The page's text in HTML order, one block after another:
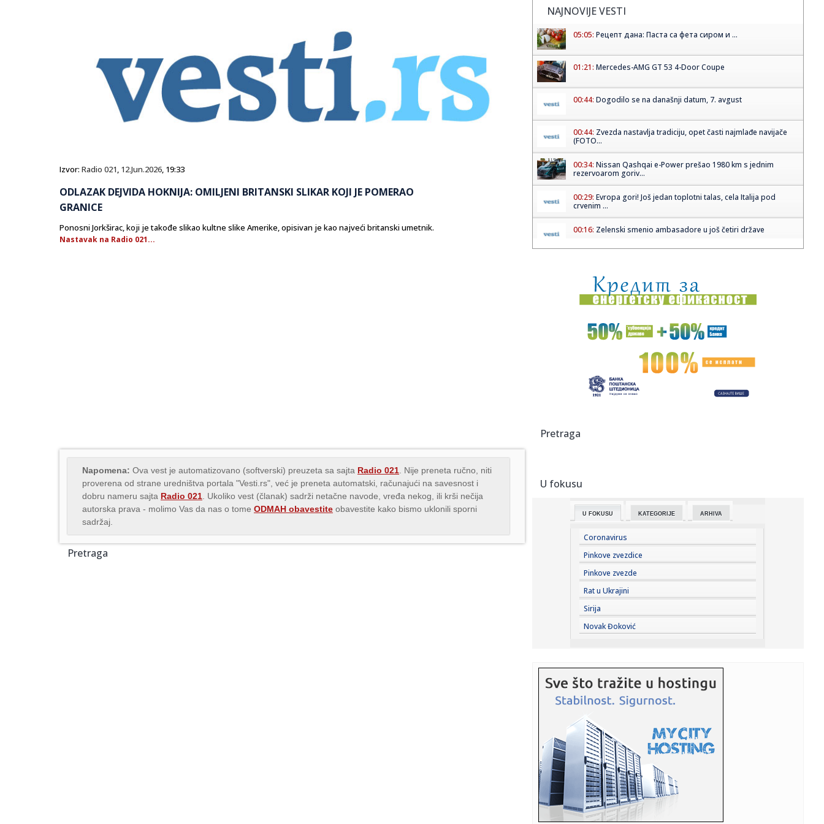
Izvor: Radio 021, 12.Jun.2026, 19:33
ODLAZAK DEJVIDA HOKNIJA: OMILJENI BRITANSKI SLIKAR KOJI JE POMERAO
GRANICE
Ponosni Jorkširac, koji je takođe slikao kultne slike Amerike, opisivan je kao najveći britanski umetnik.
Nastavak na Radio 021...
Napomena: Ova vest je automatizovano (softverski) preuzeta sa sajta Radio 021 . Nije preneta ručno, niti
proverena od strane uredništva portala "Vesti.rs", već je preneta automatski, računajući na savesnost i
dobru nameru sajta Radio 021 . Ukoliko vest (članak) sadrži netačne navode, vređa nekog, ili krši nečija
autorska prava - molimo Vas da nas o tome ODMAH obavestite obavestite kako bismo uklonili sporni
sadržaj.
Pretraga
NAJNOVIJE VESTI
05:05: Рецепт дана: Паста са фета сиром и ...
01:21: Mercedes-AMG GT 53 4-Door Coupe
00:44: Dogodilo se na današnji datum, 7. avgust
00:44: Zvezda nastavlja tradiciju, opet časti najmlađe navijače
(FOTO...
00:34: Nissan Qashqai e-Power prešao 1980 km s jednim
rezervoarom goriv...
00:29: Evropa gori! Još jedan toplotni talas, cela Italija pod
crvenim ...
00:16: Zelenski smenio ambasadore u još četiri države
00:05:Roganović ne pomišlja na opuštanje: Uvek ima mesta za
napredak...
00:04:Vukotić ne zna ko je Baba: "Vidim da ga svi hvale"
Na današnji dan, 7. avgust
23:59:U predgrađu Damaska podignut autobus u vazduh, dve
posebno ga je ra...
23:48:
23:47: Škoda Peaq u serijskoj proizvodnji
23:44:"Mesi bi bio Pikaso" VIDEO
23:41:Marinović nakon pobjede: Zaslužili smo još koji gol, ali
svaka...
23:41:Može li ljetna avantura ipak nekako prerasti u ozbiljnu
vezu?
23:36: U Minhenu krenula serijska proizvodnja potpuno
električnog BMW-a...
23:35:
stoji...
23:34:PRE PAR MESECI SANJALI TITULU, SADA IH SVI DEMOLIRAJU:
Benfika si...
23:33:Težak udes žene iz BiH: Bmw-om se „zakucala“ u zid, na
nju ...
23:33:Kratak predah od vrućina: Pljuskovi noćas stižu u region,
Pretraga
U fokusu
U FOKUSU KATEGORIJE ARHIVA
Coronavirus
Pinkove zvezdice
Pinkove zvezde
Rat u Ukrajini
Sirija
Novak Đoković